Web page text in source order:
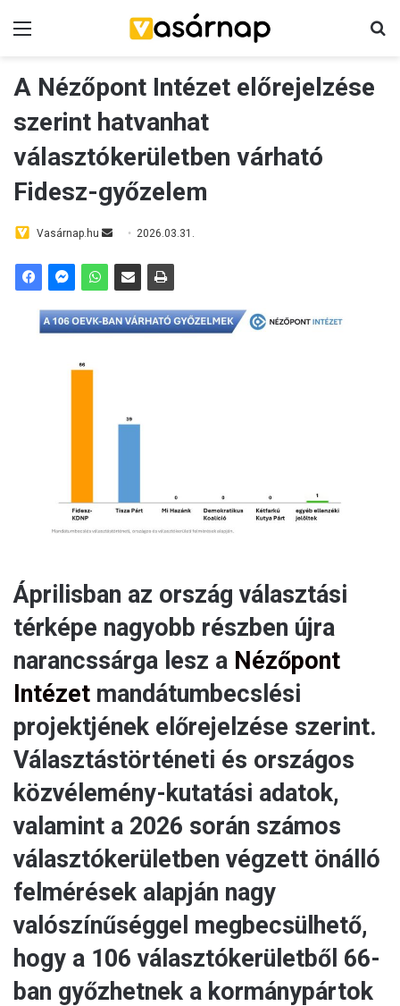
A Nézőpont Intézet előrejelzése
szerint hatvanhat
választókerületben várható
Fidesz-győzelem
Vasárnap.hu
a
2026.03.31.
Áprilisban az ország választási
térképe nagyobb részben újra
narancssárga lesz a Nézőpont
Intézet mandátumbecslési
projektjének előrejelzése szerint.
Választástörténeti és országos
közvélemény-kutatási adatok,
valamint a 2026 során számos
választókerületben végzett önálló
felmérések alapján nagy
valószínűséggel megbecsülhető,
hogy a 106 választókerületből 66-
ban győzhetnek a kormánypártok